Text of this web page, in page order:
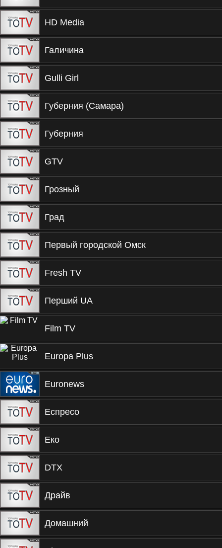
HD Media
Галичина
Gulli Girl
Губерния (Самара)
Губерния
GTV
Грозный
Град
Первый городской Омск
Fresh TV
Перший UA
Film TV
Europa Plus
Euronews
Еспресо
Еко
DTX
Драйв
Домашний